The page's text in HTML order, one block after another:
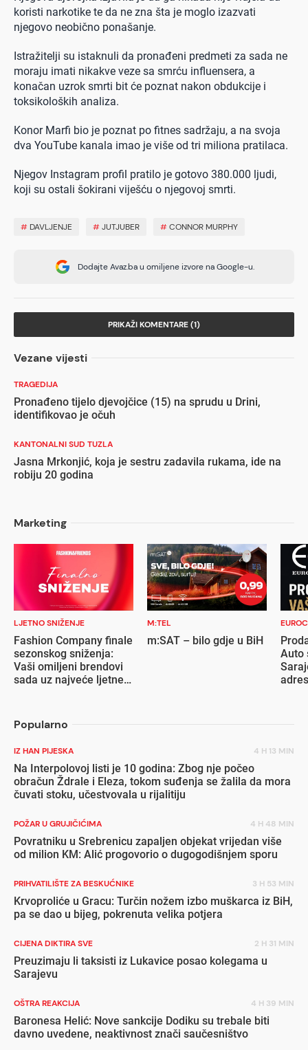
koristi narkotike te da ne zna šta je moglo izazvati
njegovo neobično ponašanje.
Istražitelji su istaknuli da pronađeni predmeti za sada ne
moraju imati nikakve veze sa smrću influensera, a
konačan uzrok smrti bit će poznat nakon obdukcije i
toksikoloških analiza.
Konor Marfi bio je poznat po fitnes sadržaju, a na svoja
dva YouTube kanala imao je više od tri miliona pratilaca.
Njegov Instagram profil pratilo je gotovo 380.000 ljudi,
koji su ostali šokirani viješću o njegovoj smrti.
# DAVLJENJE #JUTJUBER #CONNOR MURPHY
Dodajte Avaz.ba u omiljene izvore na Google-u.
PRIKAŽI KOMENTARE (1)
Vezane vijesti
TRAGEDIJA
Pronađeno tijelo djevojčice (15) na sprudu u Drini,
identifikovao je očuh
KANTONALNI SUD TUZLA
Jasna Mrkonjić, koja je sestru zadavila rukama, ide na
robiju 20 godina
Marketing
LJETNO SNIŽENJE
Fashion Company finale
sezonskog sniženja:
Vaši omiljeni brendovi
sada uz najveće ljetne
M:TEL
m:SAT – bilo gdje u BiH
Auto
Popularno
IZ HAN PIJESKA 4 H 13 MIN
Na Interpolovoj listi je 10 godina: Zbog nje počeo
obračun Ždrale i Eleza, tokom suđenja se žalila da mora
čuvati stoku, učestvovala u rijalitiju
POŽAR U GRUJIČIĆIMA 4 H 48 MIN
Povratniku u Srebrenicu zapaljen objekat vrijedan više
od milion KM: Alić progovorio o dugogodišnjem sporu
PRIHVATILIŠTE ZA BESKUĆNIKE 3 H 53 MIN
Krvoproliće u Gracu: Turčin nožem izbo muškarca iz BiH,
pa se dao u bijeg, pokrenuta velika potjera
CIJENA DIKTIRA SVE 2 H 31 MIN
Preuzimaju li taksisti iz Lukavice posao kolegama u
Sarajevu
OŠTRA REAKCIJA 4 H 39 MIN
Baronesa Helić: Nove sankcije Dodiku su trebale biti
davno uvedene, neaktivnost znači saučesništvo